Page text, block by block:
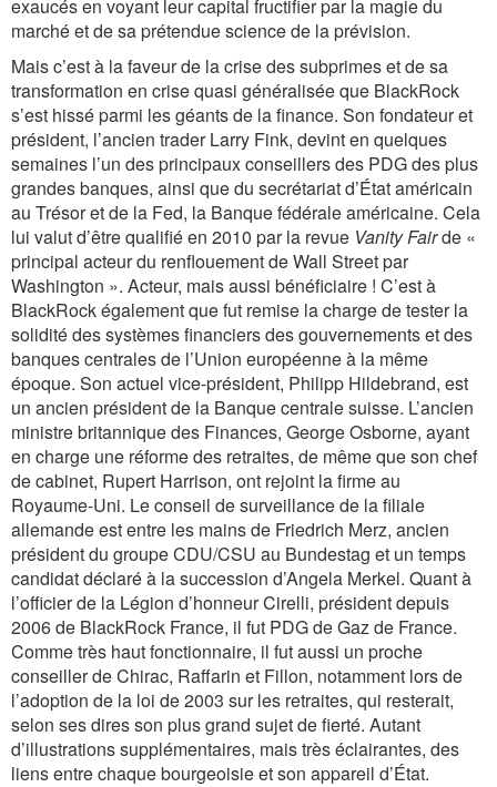
exaucés en voyant leur capital fructifier par la magie du
marché et de sa prétendue science de la prévision.
Mais c’est à la faveur de la crise des subprimes et de sa
transformation en crise quasi généralisée que BlackRock
s’est hissé parmi les géants de la finance. Son fondateur et
président, l’ancien trader Larry Fink, devint en quelques
semaines l’un des principaux conseillers des PDG des plus
grandes banques, ainsi que du secrétariat d’État américain
au Trésor et de la Fed, la Banque fédérale américaine. Cela
lui valut d’être qualifié en 2010 par la revue Vanity Fairde «
principal acteur du renflouement de Wall Street par
Washington ». Acteur, mais aussi bénéficiaire ! C’est à
BlackRock également que fut remise la charge de tester la
solidité des systèmes financiers des gouvernements et des
banques centrales de l’Union européenne à la même
époque. Son actuel vice-président, Philipp Hildebrand, est
un ancien président de la Banque centrale suisse. L’ancien
ministre britannique des Finances, George Osborne, ayant
en charge une réforme des retraites, de même que son chef
de cabinet, Rupert Harrison, ont rejoint la firme au
Royaume-Uni. Le conseil de surveillance de la filiale
allemande est entre les mains de Friedrich Merz, ancien
président du groupe CDU/CSU au Bundestag et un temps
candidat déclaré à la succession d’Angela Merkel. Quant à
l’officier de la Légion d’honneur Cirelli, président depuis
2006 de BlackRock France, il fut PDG de Gaz de France.
Comme très haut fonctionnaire, il fut aussi un proche
conseiller de Chirac, Raffarin et Fillon, notamment lors de
l’adoption de la loi de 2003 sur les retraites, qui resterait,
selon ses dires son plus grand sujet de fierté. Autant
d’illustrations supplémentaires, mais très éclairantes, des
liens entre chaque bourgeoisie et son appareil d’État.